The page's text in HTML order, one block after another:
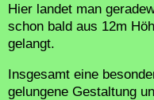
Hier landet man
schon bald aus 12m
gelangt.
Insgesamt eine
gelungene Gestaltung